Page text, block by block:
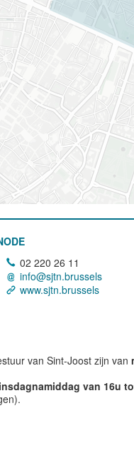
02 220 26 11
info@sjtn.brussels
www.sjtn.brussels
van Sint-Joost zijn van
van 16u